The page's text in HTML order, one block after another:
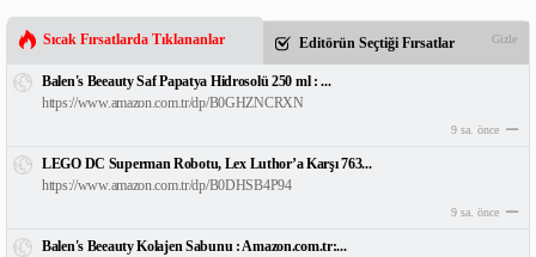
Sıcak Fırsatlarda Tıklananlar Editörün Seçtiği Fırsatlar Gizle
Balen's Beeauty Saf Papatya Hidrosolü 250 ml : ...
https://www.amazon.com.tr/dp/B0GHZNCRXN
9 sa. önce
LEGO DC Superman Robotu, Lex Luthor’a Karşı 763...
https://www.amazon.com.tr/dp/B0DHSB4P94
9 sa. önce
Balen's Beeauty Kolajen Sabunu : Amazon.com.tr:...